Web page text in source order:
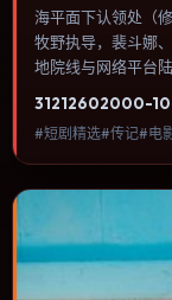
海平面下认领处（
牧野执导，裴斗娜
地院线与网络平台
进，节奏与视听语
31212602000-
#短剧精选#传记#电